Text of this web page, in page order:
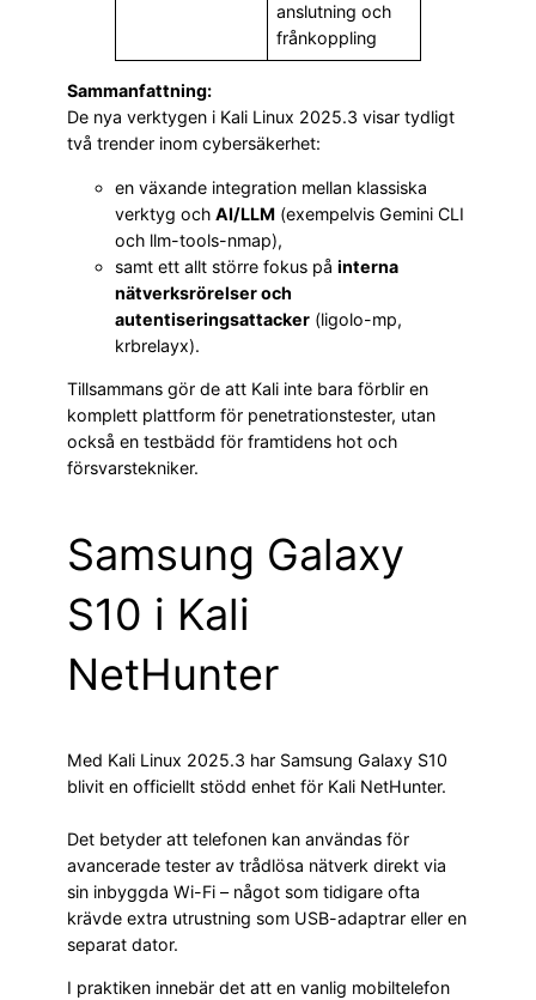
anslutning och
frånkoppling
Sammanfattning:
De nya verktygen i Kali Linux 2025.3 visar tydligt
två trender inom cybersäkerhet:
en växande integration mellan klassiska
verktyg och AI/LLM (exempelvis Gemini CLI
och llm-tools-nmap),
samt ett allt större fokus på interna
nätverksrörelser och
autentiseringsattacker (ligolo-mp,
krbrelayx).
Tillsammans gör de att Kali inte bara förblir en
komplett plattform för penetrationstester, utan
också en testbädd för framtidens hot och
försvarstekniker.
Samsung Galaxy
S10 i Kali
NetHunter
Med Kali Linux 2025.3 har Samsung Galaxy S10
blivit en officiellt stödd enhet för Kali NetHunter.
Det betyder att telefonen kan användas för
avancerade tester av trådlösa nätverk direkt via
sin inbyggda Wi-Fi – något som tidigare ofta
krävde extra utrustning som USB-adaptrar eller en
separat dator.
I praktiken innebär det att en vanlig mobiltelefon